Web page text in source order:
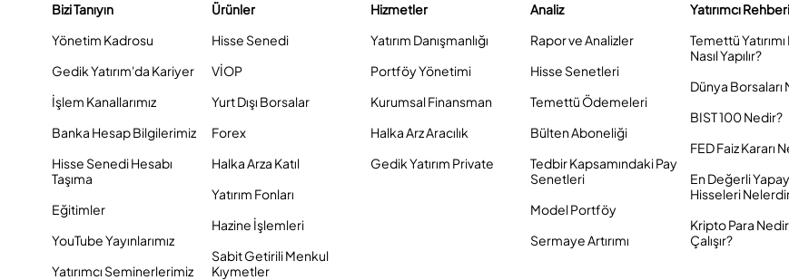
Bizi Tanıyın
Yönetim Kadrosu
Gedik Yatırım'da Kariyer
İşlem Kanallarımız
Banka Hesap Bilgilerimiz
Hisse Senedi Hesabı
Taşıma
Eğitimler
YouTube Yayınlarımız
Yatırımcı Seminerlerimiz
Ürünler
Hisse Senedi
VİOP
Yurt Dışı Borsalar
Forex
Halka Arza Katıl
Yatırım Fonları
Hazine İşlemleri
Sabit Getirili Menkul
Kıymetler
Hizmetler
Yatırım Danışmanlığı
Portföy Yönetimi
Kurumsal Finansman
Halka Arz Aracılık
Gedik Yatırım Private
Analiz
Rapor ve Analizler
Hisse Senetleri
Temettü Ödemeleri
Bülten Aboneliği
Tedbir Kapsamındaki Pay
Senetleri
Model Portföy
Sermaye Artırımı
Yatırımcı Rehberi
Temettü
Nasıl Yapılır?
Dünya Borsaları
BIST 100 Nedir?
FED Faiz Kararı
En Değerli
Hisseleri
Kripto Para
Çalışır?